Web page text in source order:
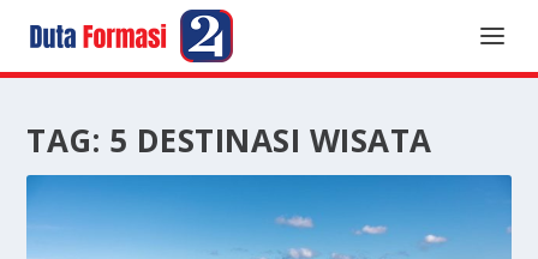
TAG: 5 DESTINASI WISATA